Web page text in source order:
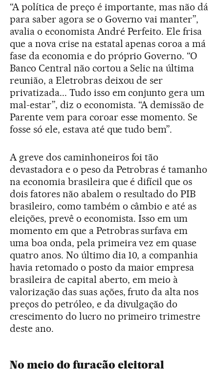
“A política de preço é importante, mas não dá
para saber agora se o Governo vai manter”,
avalia o economista André Perfeito. Ele frisa
que a nova crise na estatal apenas coroa a má
fase da economia e do próprio Governo. “O
Banco Central não cortou a Selic na última
reunião, a Eletrobras deixou de ser
privatizada... Tudo isso em conjunto gera um
mal-estar”, diz o economista. “A demissão de
Parente vem para coroar esse momento. Se
fosse só ele, estava até que tudo bem”.
A greve dos caminhoneiros foi tão
devastadora e o peso da Petrobras é tamanho
na economia brasileira que é difícil que os
dois fatores não abalem o resultado do PIB
brasileiro, como também o câmbio e até as
eleições, prevê o economista. Isso em um
momento em que a Petrobras surfava em
uma boa onda, pela primeira vez em quase
quatro anos. No último dia 10, a companhia
havia retomado o posto da maior empresa
brasileira de capital aberto, em meio à
valorização das suas ações, fruto da alta nos
preços do petróleo, e da divulgação do
crescimento do lucro no primeiro trimestre
deste ano.
No meio do furacão eleitoral